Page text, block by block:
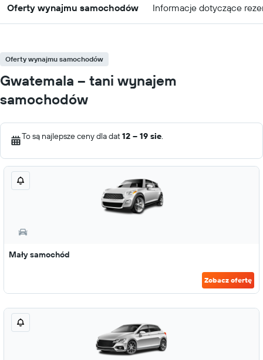
Oferty wynajmu samochodów Informacje dotyczące
Oferty wynajmu samochodów
Gwatemala – tani wynajem
samochodów
To są najlepsze ceny dla dat12 – 19 sie.
Mały samochód
Zobacz ofertę